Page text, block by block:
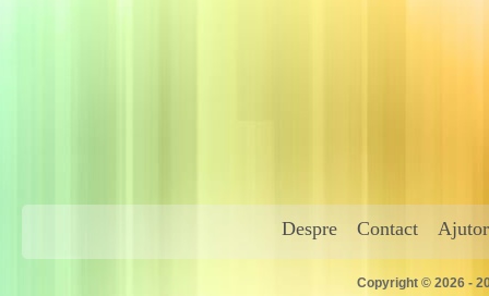
Despre Contact Ajutor
Copyright © 2026 -